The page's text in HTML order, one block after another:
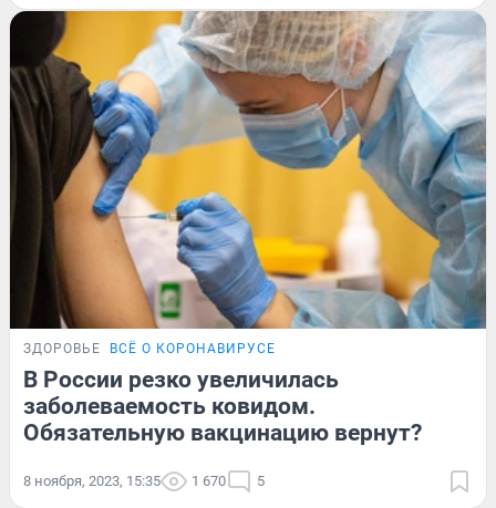
ЗДОРОВЬЕ ВСЁ О КОРОНАВИРУСЕ
В России резко увеличилась
заболеваемость ковидом.
Обязательную вакцинацию вернут?
8 ноября, 2023, 15:35 1 670 5